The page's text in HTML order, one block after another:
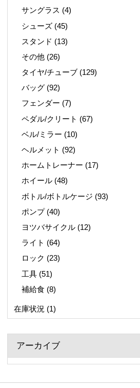
サングラス (4)
シューズ (45)
スタンド (13)
その他 (26)
タイヤ/チューブ (129)
バッグ (92)
フェンダー (7)
ペダル/クリート (67)
ベル/ミラー (10)
ヘルメット (92)
ホームトレーナー (17)
ホイール (48)
ボトル/ボトルケージ (93)
ポンプ(40)
ヨツバサイクル (12)
ライト (64)
ロック (23)
工具 (51)
補給食 (8)
在庫状況 (1)
アーカイブ